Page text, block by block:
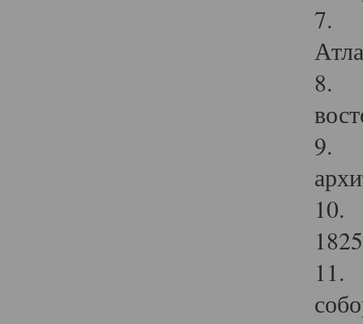
7.
8.
9.
10.
11.